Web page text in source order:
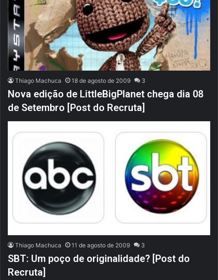
Thiago Machuca 18 de agosto de 2009 3
Nova edição de LittleBigPlanet chega dia 08
de Setembro [Post do Recruta]
Thiago Machuca 11 de agosto de 2009 3
SBT: Um poço de originalidade? [Post do
Recruta]